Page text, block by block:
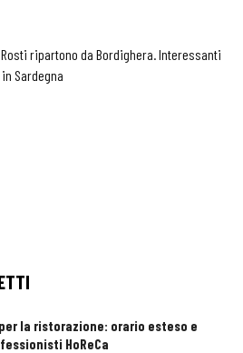
ripartono da Bordighera. Interessanti
Sardegna
la ristorazione: orario esteso e
HoReCa